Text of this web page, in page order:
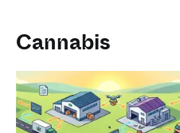
Cannabis